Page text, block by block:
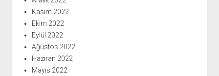
Kasım 2022
Ekim 2022
Eylül 2022
Ağustos 2022
Haziran 2022
Mayıs 2022